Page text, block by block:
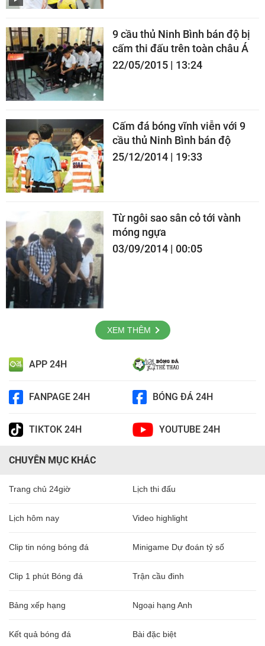
9 cầu thủ Ninh Bình bán độ bị
cấm thi đấu trên toàn châu Á
22/05/2015 | 13:24
Cấm đá bóng vĩnh viễn với 9
cầu thủ Ninh Bình bán độ
25/12/2014 | 19:33
Từ ngôi sao sân cỏ tới vành
móng ngựa
03/09/2014 | 00:05
XEM THÊM
APP 24H
FANPAGE 24H BÓNG ĐÁ 24H
TIKTOK 24H YOUTUBE 24H
CHUYÊN MỤC KHÁC
Trang chủ 24giờ Lịch thi đấu
Lịch hôm nay Video highlight
Clip tin nóng bóng đá Minigame Dự đoán tỷ số
Clip 1 phút Bóng đá Trận cầu đinh
Bảng xếp hạng Ngoại hạng Anh
Kết quả bóng đá Bài đặc biệt